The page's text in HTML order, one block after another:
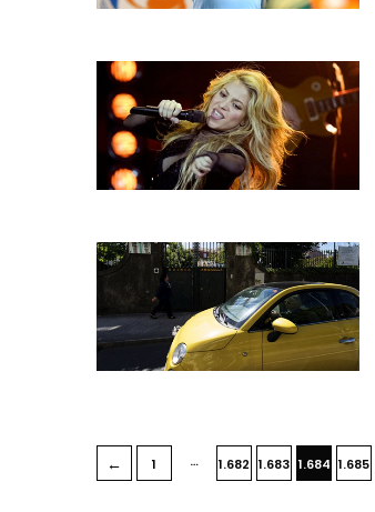
← 1 … 1.682 1.683 1.684 1.685